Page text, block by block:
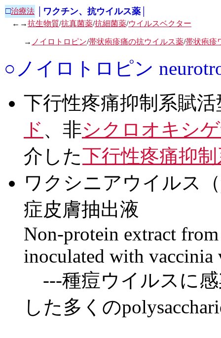
□治療法 │ワクチン、抗ウイルス薬│
←→抗生物質/抗真菌薬/抗細菌薬/ウイルスベクター
→ ノイロトロピン/帯状疱疹痛の抗ウイルス薬/帯状疱疹
○ノイロトロピン
下行性疼痛抑制系賦
ド 、非シクロオキシ
介した下行性疼痛抑
ワクシニアウイルス
症皮膚抽出液
Non-protein extract
inoculated with vaccinia
---種痘ウイルスに
した多くの